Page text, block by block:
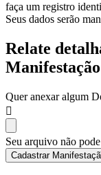
faça um registro
Seus dados serão
Relate
Manifestação
Quer anexar algum
Seu arquivo não
Cadastrar